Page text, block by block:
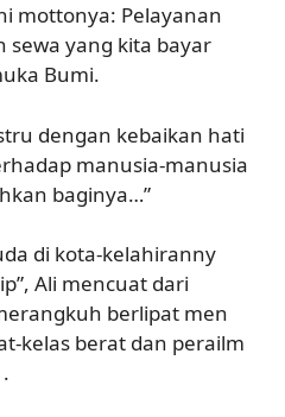
mottonya: Pelayanan
sewa yang kita bayar
Bumi.
dengan kebaikan hati
manusia-manusia
baginya…”
di kota-kelahiranny
Ali mencuat dari
berlipat men
kelas berat dan perailm